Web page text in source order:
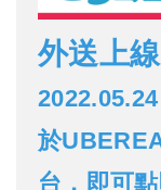
外送上
2022.05.24
於
台，即可